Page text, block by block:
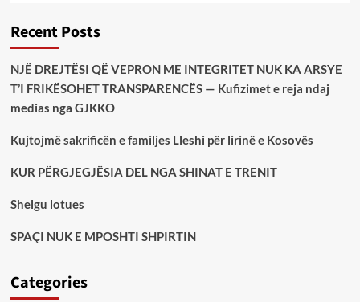
Recent Posts
NJË DREJTËSI QË VEPRON ME INTEGRITET NUK KA ARSYE
T’I FRIKËSOHET TRANSPARENCËS — Kufizimet e reja ndaj
medias nga GJKKO
Kujtojmë sakrificën e familjes Lleshi për lirinë e Kosovës
KUR PËRGJEGJËSIA DEL NGA SHINAT E TRENIT
Shelgu lotues
SPAÇI NUK E MPOSHTI SHPIRTIN
Categories